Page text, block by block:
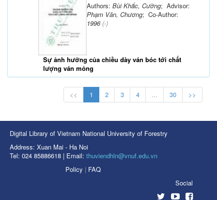
Sự ảnh hưởng của chiều dày ván bóc tới chất
lượng ván mỏng
Authors: Bùi Khắc, Cường; Advisor:
Phạm Văn, Chương; Co-Author:
1996(-)
<< 1 2 3 4 ... 30 >>
Digital Library of Vietnam National University of Forestry
Address: Xuan Mai - Ha Noi
Tel: 024 85886618 | Email: thuviendhln@vnuf.edu.vn
Policy | FAQ
Social